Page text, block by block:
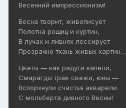
Весенний импрессионизм!
Весна творит, живописует
Полотна рощиц и куртин,
В лучах и ливнях лессирует
Прозрачно ткань живых картин…
Цветы — как радуги капели,
Смарагды трав свежи, юны —
Вспорхнули счастья акварели
С мольберта дивного Весны!